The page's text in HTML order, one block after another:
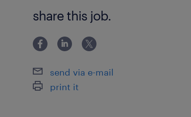
をお持ちの方
share this job.
send via e-mail
print it